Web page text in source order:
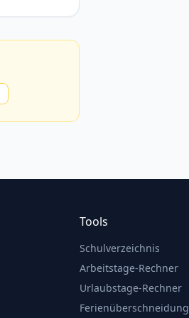
Tools
Schulverzeichnis
Arbeitstage-Rechner
Urlaubstage-Rechner
Ferienüberschneidung